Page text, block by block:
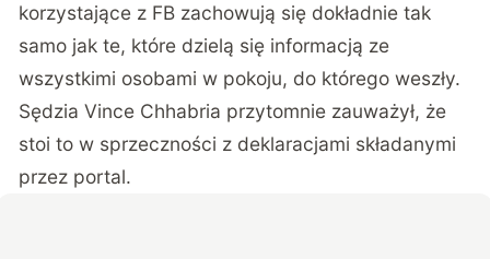
korzystające z FB zachowują się dokładnie tak
samo jak te, które dzielą się informacją ze
wszystkimi osobami w pokoju, do którego weszły.
Sędzia Vince Chhabria przytomnie zauważył, że
stoi to w sprzeczności z deklaracjami składanymi
przez portal.